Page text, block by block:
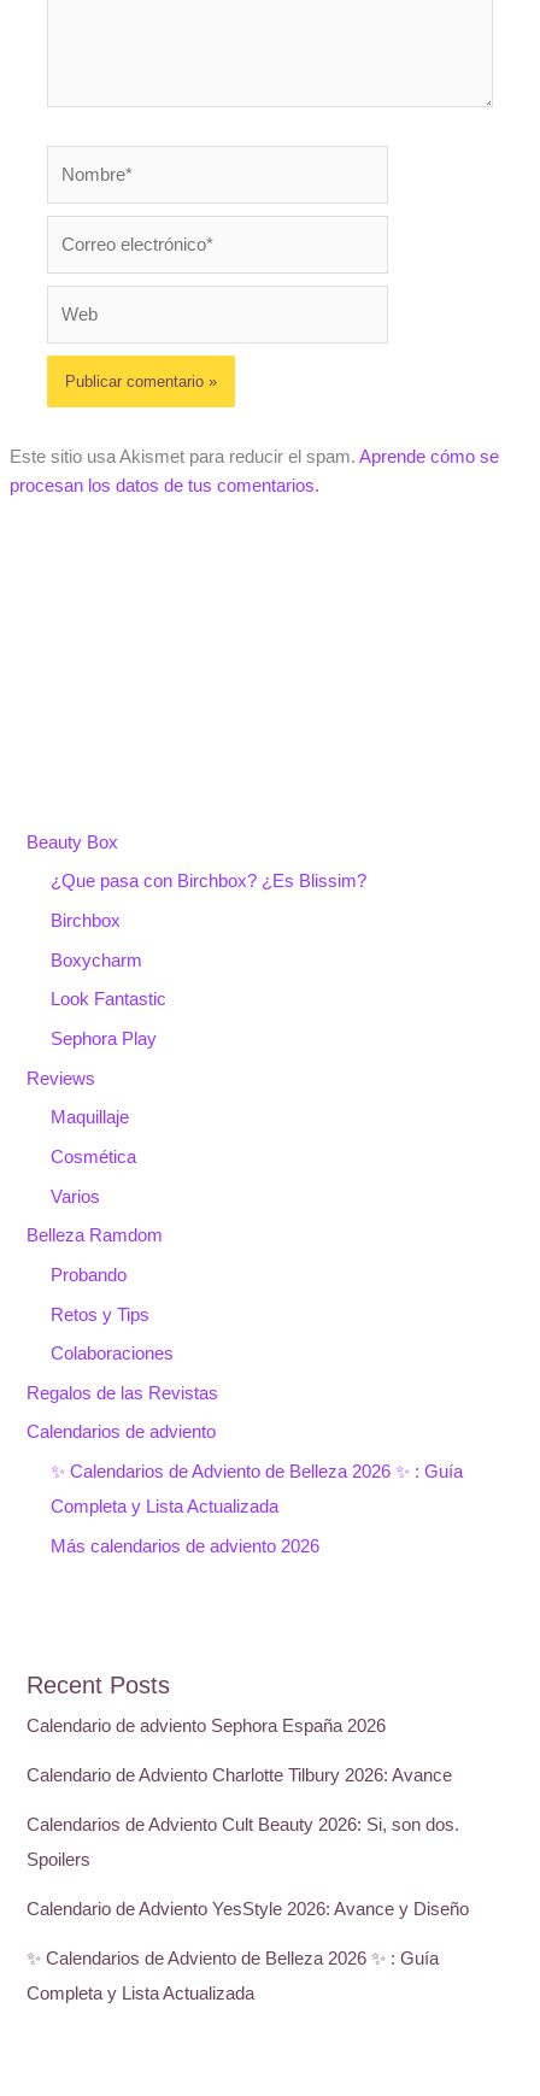
Este sitio usa Akismet para reducir el spam. Aprende cómo se
procesan los datos de tus comentarios.
Beauty Box
¿Que pasa con Birchbox? ¿Es Blissim?
Birchbox
Boxycharm
Look Fantastic
Sephora Play
Reviews
Maquillaje
Cosmética
Varios
Belleza Ramdom
Probando
Retos y Tips
Colaboraciones
Regalos de las Revistas
Calendarios de adviento
✨ Calendarios de Adviento de Belleza 2026 ✨ : Guía
Completa y Lista Actualizada
Más calendarios de adviento 2026
Recent Posts
Calendario de adviento Sephora España 2026
Calendario de Adviento Charlotte Tilbury 2026: Avance
Calendarios de Adviento Cult Beauty 2026: Si, son dos.
Spoilers
Calendario de Adviento YesStyle 2026: Avance y Diseño
✨ Calendarios de Adviento de Belleza 2026 ✨ : Guía
Completa y Lista Actualizada